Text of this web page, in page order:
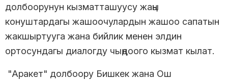
долбоорунун кызматташуусу жаңы
конуштардагы жашоочулардын жашоо сапатын
жакшыртууга жана бийлик менен элдин
ортосундагы диалогду чыңдоого кызмат кылат.
"Аракет" долбоору Бишкек жана Ош